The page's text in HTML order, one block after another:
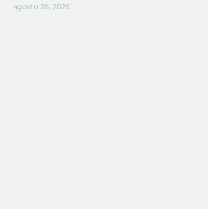
agosto 26, 2026